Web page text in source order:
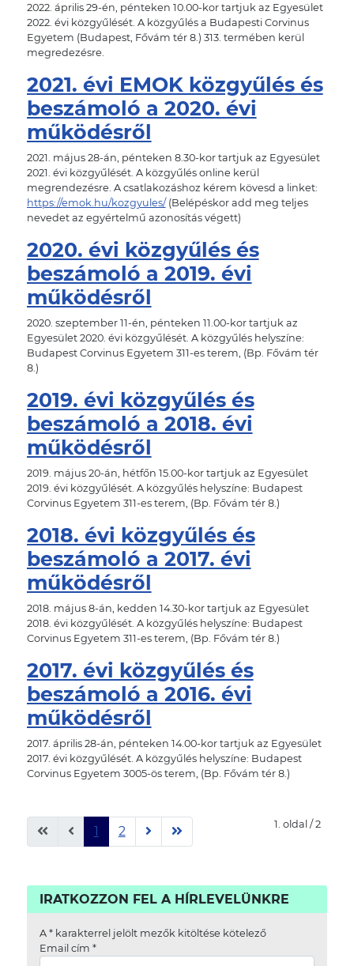
2022. április 29-én, pénteken 10.00-kor tartjuk az Egyesület
2022. évi közgyűlését. A közgyűlés a Budapesti Corvinus
Egyetem (Budapest, Fővám tér 8.) 313. termében kerül
megredezésre.
2021. évi EMOK közgyűlés és
beszámoló a 2020. évi
működésről
2021. május 28-án, pénteken 8.30-kor tartjuk az Egyesület
2021. évi közgyűlését. A közgyűlés online kerül
megrendezésre. A csatlakozáshoz kérem kövesd a linket:
https://emok.hu/kozgyules/(Belépéskor add meg teljes
nevedet az egyértelmű azonosítás végett)
2020. évi közgyűlés és
beszámoló a 2019. évi
működésről
2020. szeptember 11-én, pénteken 11.00-kor tartjuk az
Egyesület 2020. évi közgyűlését. A közgyűlés helyszíne:
Budapest Corvinus Egyetem 311-es terem, (Bp. Fővám tér
8.)
2019. évi közgyűlés és
beszámoló a 2018. évi
működésről
2019. május 20-án, hétfőn 15.00-kor tartjuk az Egyesület
2019. évi közgyűlését. A közgyűlés helyszíne: Budapest
Corvinus Egyetem 311-es terem, (Bp. Fővám tér 8.)
2018. évi közgyűlés és
beszámoló a 2017. évi
működésről
2018. május 8-án, kedden 14.30-kor tartjuk az Egyesület
2018. évi közgyűlését. A közgyűlés helyszíne: Budapest
Corvinus Egyetem 311-es terem, (Bp. Fővám tér 8.)
2017. évi közgyűlés és
beszámoló a 2016. évi
működésről
2017. április 28-án, pénteken 14.00-kor tartjuk az Egyesület
2017. évi közgyűlését. A közgyűlés helyszíne: Budapest
Corvinus Egyetem 3005-ös terem, (Bp. Fővám tér 8.)
1. oldal / 2
1 2
IRATKOZZON FEL A HÍRLEVELÜNKRE
A *karakterrel jelölt mezők kitöltése kötelező
Email cím *